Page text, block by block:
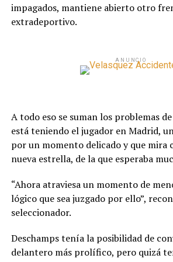
impagados, mantiene abierto otro
extradeportivo.
ANUNCIO
A todo eso se suman los problemas
está teniendo el jugador en Madrid,
por un momento delicado y que mira
nueva estrella, de la que esperaba
“Ahora atraviesa un momento de
lógico que sea juzgado por ello”,
seleccionador.
Deschamps tenía la posibilidad de
delantero más prolífico, pero quizá